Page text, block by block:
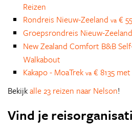
Reizen
Rondreis Nieuw-Zeeland va €
Groepsrondreis Nieuw-Zeeland
New Zealand Comfort B&B
Walkabout
Kakapo - MoaTrek va € 8135
Bekijkalle 23 reizen naar Nelson!
Vind je